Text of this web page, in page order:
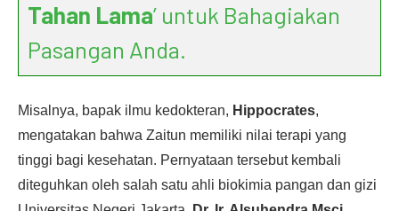
Tahan Lama’ untuk Bahagiakan
Pasangan Anda.
Misalnya, bapak ilmu kedokteran, Hippocrates,
mengatakan bahwa Zaitun memiliki nilai terapi yang
tinggi bagi kesehatan. Pernyataan tersebut kembali
diteguhkan oleh salah satu ahli biokimia pangan dan gizi